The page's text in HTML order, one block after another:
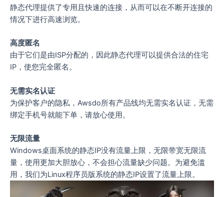
静态代理提供了专用且快速的连接，从而可以在不断开连接的
情况下进行高速浏览。
高度匿名
由于它们是由ISP分配的，因此静态代理可以提供合法的住宅
IP，使您完全匿名。
无需实名认证
为保护客户的隐私，Awsdo所有产品线均无需实名认证，无需
绑定手机号就能下单，请放心使用。
无限流量
Windows桌面系统的静态IP没有流量上限，无限带宽无限流
量，使用更加大胆放心，不会担心流量缺少问题。为避免滥
用，我们为Linux程序员版系统的静态IP设置了流量上限。